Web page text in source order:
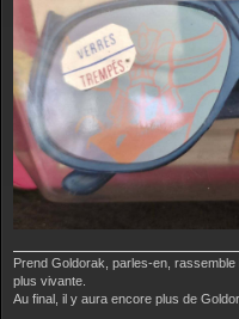
Prend Goldorak, parles-en,
plus vivante.
Au final, il y aura encore plus de